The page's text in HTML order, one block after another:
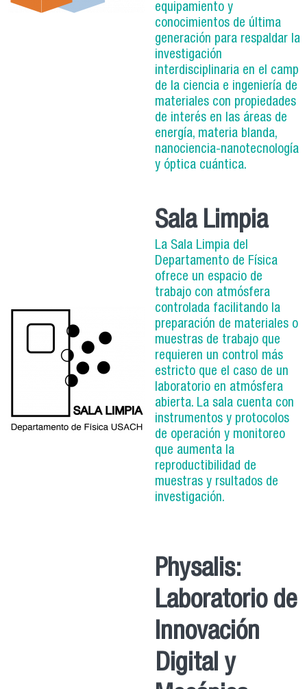
equipamiento y
conocimientos de última
generación para respaldar la
investigación
interdisciplinaria en el campo
de la ciencia e ingeniería de
materiales con propiedades
de interés en las áreas de
energía, materia blanda,
nanociencia-nanotecnología
y óptica cuántica.
Sala Limpia
La Sala Limpia del
Departamento de Física
ofrece un espacio de
trabajo con atmósfera
controlada facilitando la
preparación de materiales o
muestras de trabajo que
requieren un control más
estricto que el caso de un
laboratorio en atmósfera
abierta. La sala cuenta con
instrumentos y protocolos
de operación y monitoreo
que aumenta la
reproductibilidad de
muestras y rsultados de
investigación.
Physalis:
Laboratorio de
Innovación
Digital y